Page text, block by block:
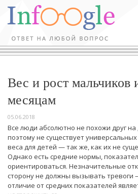
Вес и рост мальчиков
месяцам
05.06.2018
Все люди абсолютно не похожи друг на
поэтому не существует
веса для детей — так же, как их не
Однако есть средние нормы,
ориентироваться. Незначительные
сторону не должны вызывать
отличие от средних показателей